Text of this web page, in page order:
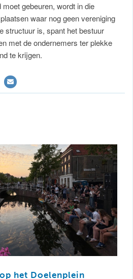
gebeuren, wordt in die
waar nog geen vereniging
structuur is, spant het bestuur
met de ondernemers ter plekke
te krijgen.
het Doelenplein